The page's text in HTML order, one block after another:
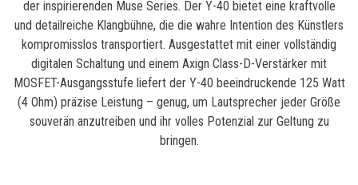
der inspirierenden Muse Series. Der Y-40 bietet eine kraftvolle
und detailreiche Klangbühne, die die wahre Intention des Künstlers
kompromisslos transportiert. Ausgestattet mit einer vollständig
digitalen Schaltung und einem Axign Class-D-Verstärker mit
MOSFET-Ausgangsstufe liefert der Y-40 beeindruckende 125 Watt
(4 Ohm) präzise Leistung – genug, um Lautsprecher jeder Größe
souverän anzutreiben und ihr volles Potenzial zur Geltung zu
bringen.